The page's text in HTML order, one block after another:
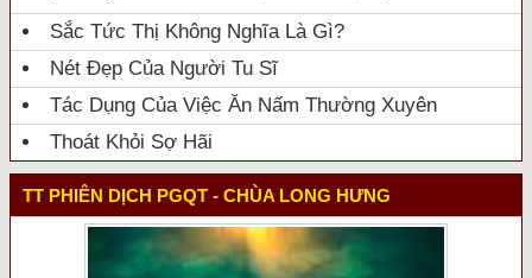
Sắc Tức Thị Không Nghĩa Là Gì?
Nét Đẹp Của Người Tu Sĩ
Tác Dụng Của Việc Ăn Nấm Thường Xuyên
Thoát Khỏi Sợ Hãi
TT PHIÊN DỊCH PGQT - CHÙA LONG HƯNG